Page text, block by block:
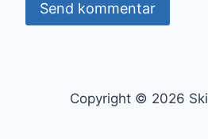
Copyright © 2026